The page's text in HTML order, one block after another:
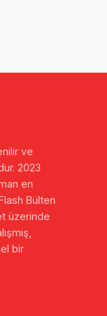
ve
2023
en
Bülten
üzerinde
bir